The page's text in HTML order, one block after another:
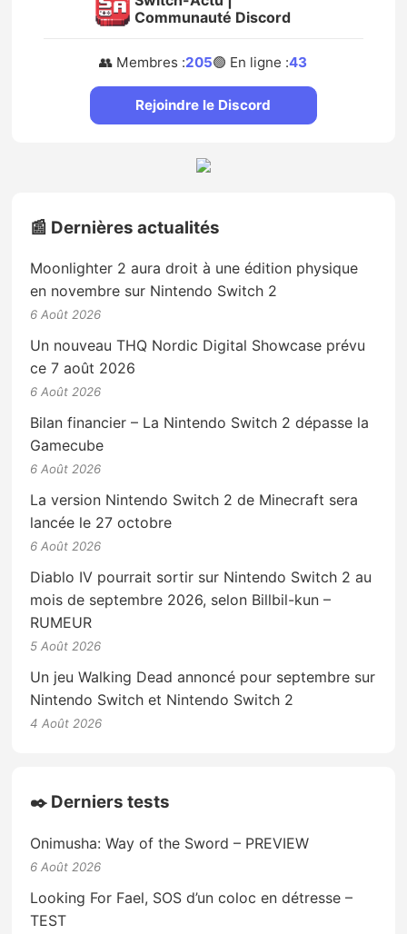
Communauté Discord
👥 Membres :205🟢 En ligne :43
Rejoindre le Discord
📰 Dernières actualités
Moonlighter 2 aura droit à une édition physique
en novembre sur Nintendo Switch 2
6 Août 2026
Un nouveau THQ Nordic Digital Showcase prévu
ce 7 août 2026
6 Août 2026
Bilan financier – La Nintendo Switch 2 dépasse la
Gamecube
6 Août 2026
La version Nintendo Switch 2 de Minecraft sera
lancée le 27 octobre
6 Août 2026
Diablo IV pourrait sortir sur Nintendo Switch 2 au
mois de septembre 2026, selon Billbil-kun –
RUMEUR
5 Août 2026
Un jeu Walking Dead annoncé pour septembre sur
Nintendo Switch et Nintendo Switch 2
4 Août 2026
✒️ Derniers tests
Onimusha: Way of the Sword – PREVIEW
6 Août 2026
Looking For Fael, SOS d’un coloc en détresse –
TEST